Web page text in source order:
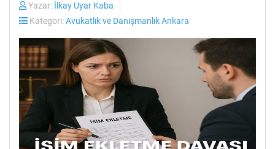
Yazar: İlkay Uyar Kaba
Kategori:Avukatlık ve Danışmanlık Ankara